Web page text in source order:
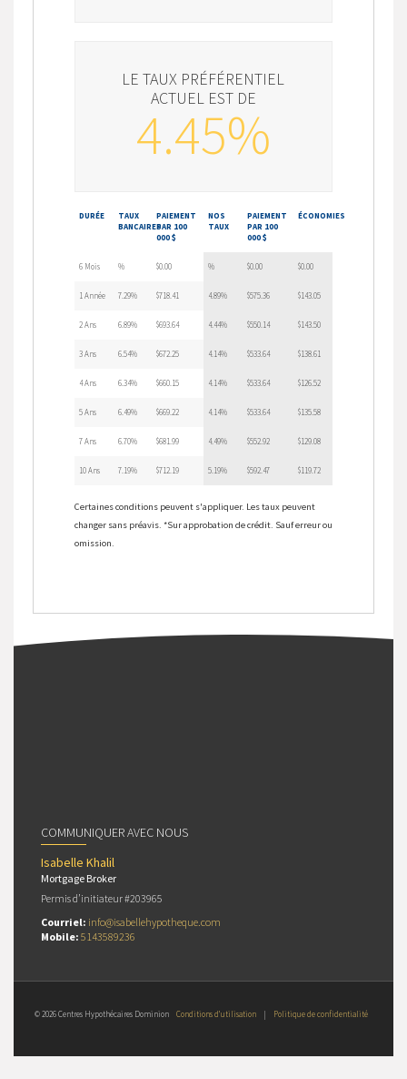
LE TAUX PRÉFÉRENTIEL
ACTUEL EST DE
4.45%
DURÉE
TAUX
BANCAIRES
PAIEMENT
PAR 100
000 $
NOS
TAUX
PAIEMENT
PAR 100
000 $
ÉCONOMIES
6 Mois % $0.00 % $0.00 $0.00
1 Année 7.29% $718.41 4.89% $575.36 $143.05
2 Ans 6.89% $693.64 4.44% $550.14 $143.50
3 Ans 6.54% $672.25 4.14% $533.64 $138.61
4 Ans 6.34% $660.15 4.14% $533.64 $126.52
5 Ans 6.49% $669.22 4.14% $533.64 $135.58
7 Ans 6.70% $681.99 4.49% $552.92 $129.08
10 Ans 7.19% $712.19 5.19% $592.47 $119.72
Certaines conditions peuvent s'appliquer. Les taux peuvent
changer sans préavis. *Sur approbation de crédit. Sauf erreur ou
omission.
COMMUNIQUER AVEC NOUS
Isabelle Khalil
Mortgage Broker
Permis d’initiateur #203965
Courriel: info@isabellehypotheque.com
Mobile: 5143589236
© 2026 Centres Hypothécaires Dominion Conditions d’utilisation | Politique de confidentialité